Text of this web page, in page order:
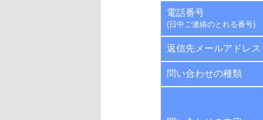
電話番号
(日中ご連絡のとれる番号)
返信先メールアドレス
問い合わせの種類